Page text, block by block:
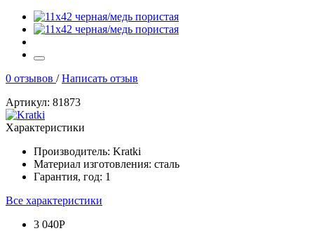
0 отзывов /Написать отзыв
Артикул: 81873
Характеристики
Производитель: Kratki
Материал изготовления: сталь
Гарантия, год: 1
Все характеристики
3 040Р